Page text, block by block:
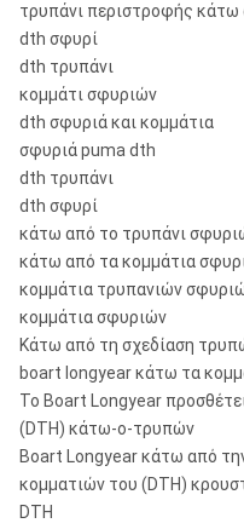
τρυπάνι περιστροφής
dth σφυρί
dth τρυπάνι
κομμάτι σφυριών
dth σφυριά και κομμάτια
σφυριά puma dth
dth τρυπάνι
dth σφυρί
κάτω από το τρυπάνι
κάτω από τα κομμάτια
κομμάτια τρυπανιών
κομμάτια σφυριών
Κάτω από τη σχεδίαση
boart longyear κάτω τα
Το Boart Longyear
(DTH) κάτω-ο-τρυπών
Boart Longyear κάτω από
κομματιών του (DTH)
DTH